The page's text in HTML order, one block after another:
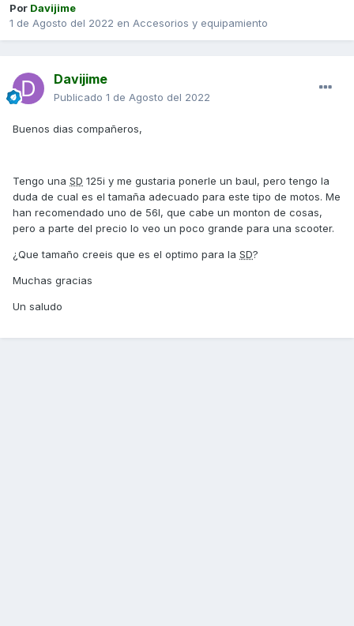
Por Davijime
1 de Agosto del 2022 en Accesorios y equipamiento
Davijime
Publicado 1 de Agosto del 2022
Buenos dias compañeros,
Tengo una SD 125i y me gustaria ponerle un baul, pero tengo la
duda de cual es el tamaña adecuado para este tipo de motos. Me
han recomendado uno de 56l, que cabe un monton de cosas,
pero a parte del precio lo veo un poco grande para una scooter.
¿Que tamaño creeis que es el optimo para la SD?
Muchas gracias
Un saludo